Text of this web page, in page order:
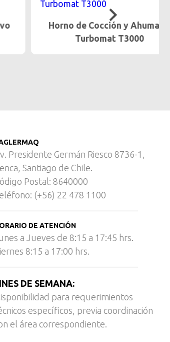
Horno de Cocción y Ahumado
Turbomat T3000
Presidente Germán Riesco 8736-1,
Santiago de Chile.
Postal: 8640000
(+56) 22 478 1100
DE ATENCIÓN
a Jueves de 8:15 a 17:45 hrs.
8:15 a 17:00 hrs.
DE SEMANA:
para requerimientos
específicos, previa coordinación
el área correspondiente.